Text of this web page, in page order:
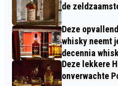
de
Deze
whisky neemt
decennia
Deze lekkere
onverwachte